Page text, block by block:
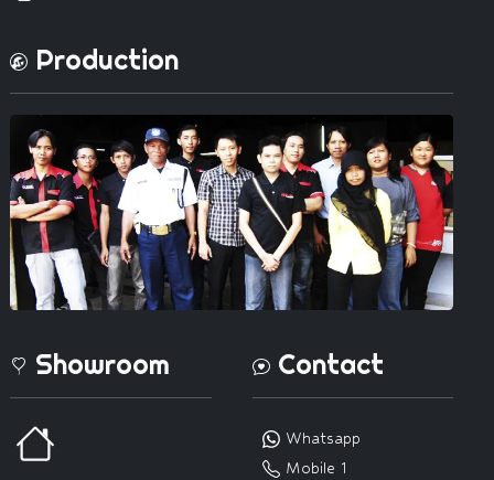
Production
Showroom Contact
Whatsapp
Mobile 1